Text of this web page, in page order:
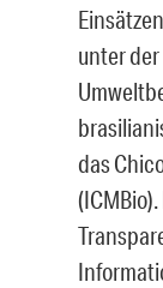
unter
das